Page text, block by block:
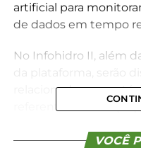
artificial para
de dados em tempo
No Infohidro II, além
relacionados a
referente à chuva (o
tratamento de água);
VOCÊ